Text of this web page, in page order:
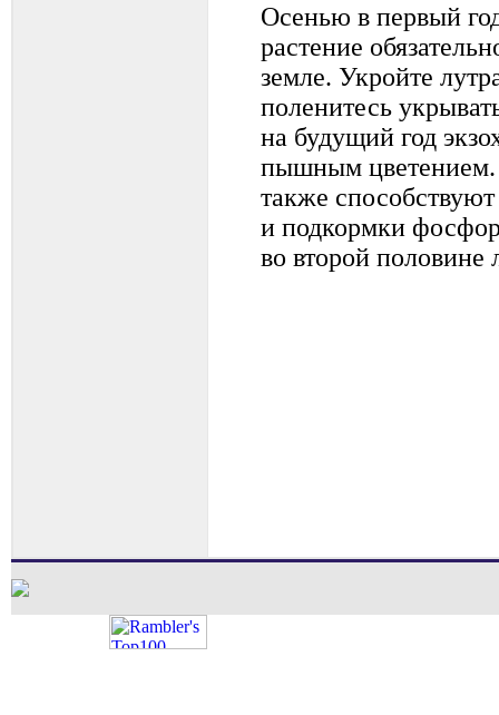
Осенью в первый
растение
земле. Укройте
поленитесь
на будущий год
пышным
также
и подкормки
во второй половине